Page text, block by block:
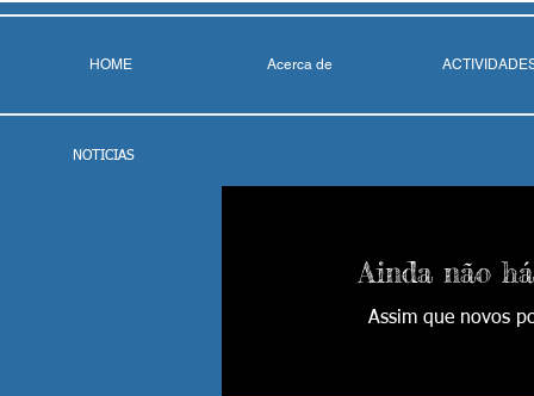
HOME Acerca de
NOTICIAS
Ainda não
Assim que novos